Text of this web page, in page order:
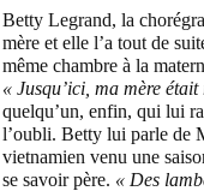
Betty Legrand, la
mère et elle l’a tout de
même chambre à la
« Jusqu’ici, ma mère
quelqu’un, enfin, qui lui
l’oubli. Betty lui parle de
vietnamien venu une
se savoir père. « Des